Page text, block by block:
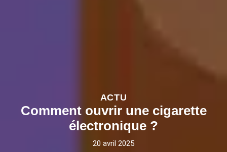
ACTU
Comment ouvrir une cigarette
électronique ?
20 avril 2025